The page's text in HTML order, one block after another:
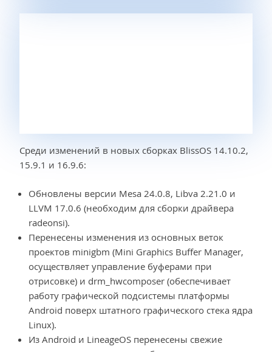
Среди изменений в новых сборках BlissOS 14.10.2,
15.9.1 и 16.9.6:
Обновлены версии Mesa 24.0.8, Libva 2.21.0 и
LLVM 17.0.6 (необходим для сборки драйвера
radeonsi).
Перенесены изменения из основных веток
проектов minigbm (Mini Graphics Buffer Manager,
осуществляет управление буферами при
отрисовке) и drm_hwcomposer (обеспечивает
работу графической подсистемы платформы
Android поверх штатного графического стека ядра
Linux).
Из Android и LineageOS перенесены свежие